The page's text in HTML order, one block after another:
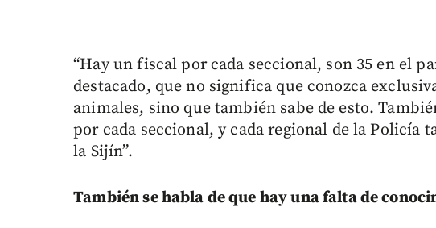
“Hay un fiscal por cada seccional, son 35 en el
destacado, que no significa que conozca
animales, sino que también sabe de esto.
por cada seccional, y cada regional de la Policía
la Sijín”.
También se habla de que hay una falta de